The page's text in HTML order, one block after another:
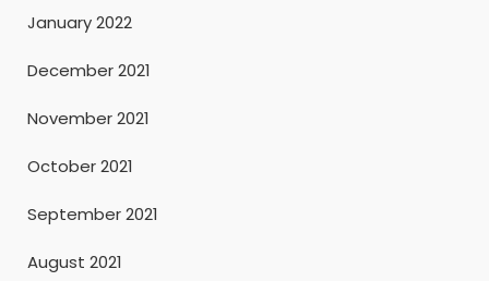
January 2022
December 2021
November 2021
October 2021
September 2021
August 2021